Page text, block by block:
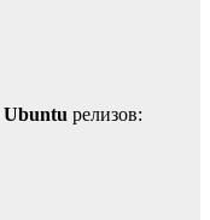
Ubuntu релизов: